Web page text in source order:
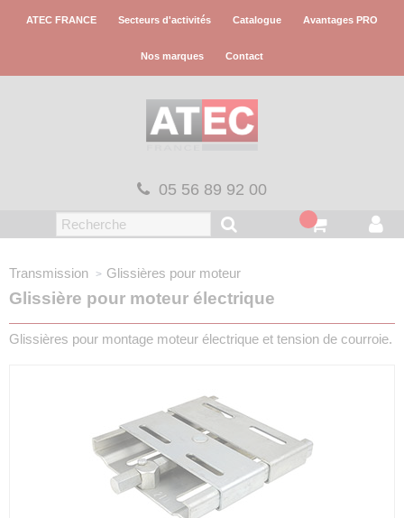
ATEC FRANCE Secteurs d'activités Catalogue Avantages PRO
Nos marques Contact
05 56 89 92 00
Transmission Glissières pour moteur
Glissière pour moteur électrique
Glissières pour montage moteur électrique et tension de courroie.